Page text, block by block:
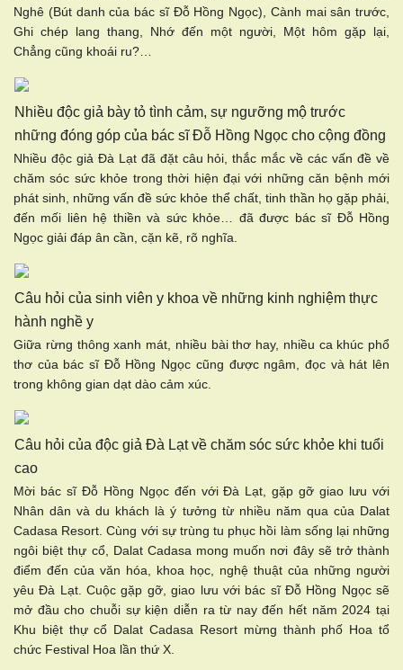
Nghê (Bút danh của bác sĩ Đỗ Hồng Ngọc), Cành mai sân trước,
Ghi chép lang thang, Nhớ đến một người, Một hôm gặp lại,
Chẳng cũng khoái ru?…
Nhiều độc giả bày tỏ tình cảm, sự ngưỡng mộ trước
những đóng góp của bác sĩ Đỗ Hồng Ngọc cho cộng đồng
Nhiều độc giả Đà Lạt đã đặt câu hỏi, thắc mắc về các vấn đề về
chăm sóc sức khỏe trong thời hiện đại với những căn bệnh mới
phát sinh, những vấn đề sức khỏe thể chất, tinh thần họ gặp phải,
đến mối liên hệ thiền và sức khỏe… đã được bác sĩ Đỗ Hồng
Ngọc giải đáp ân cần, cặn kẽ, rõ nghĩa.
Câu hỏi của sinh viên y khoa về những kinh nghiệm thực
hành nghề y
Giữa rừng thông xanh mát, nhiều bài thơ hay, nhiều ca khúc phổ
thơ của bác sĩ Đỗ Hồng Ngọc cũng được ngâm, đọc và hát lên
trong không gian dạt dào cảm xúc.
Câu hỏi của độc giả Đà Lạt về chăm sóc sức khỏe khi tuổi
cao
Mời bác sĩ Đỗ Hồng Ngọc đến với Đà Lạt, gặp gỡ giao lưu với
Nhân dân và du khách là ý tưởng từ nhiều năm qua của Dalat
Cadasa Resort. Cùng với sự trùng tu phục hồi làm sống lại những
ngôi biệt thự cổ, Dalat Cadasa mong muốn nơi đây sẽ trở thành
điểm đến của văn hóa, khoa học, nghệ thuật của những người
yêu Đà Lạt. Cuộc gặp gỡ, giao lưu với bác sĩ Đỗ Hồng Ngọc sẽ
mở đầu cho chuỗi sự kiện diễn ra từ nay đến hết năm 2024 tại
Khu biệt thự cổ Dalat Cadasa Resort mừng thành phố Hoa tổ
chức Festival Hoa lần thứ X.